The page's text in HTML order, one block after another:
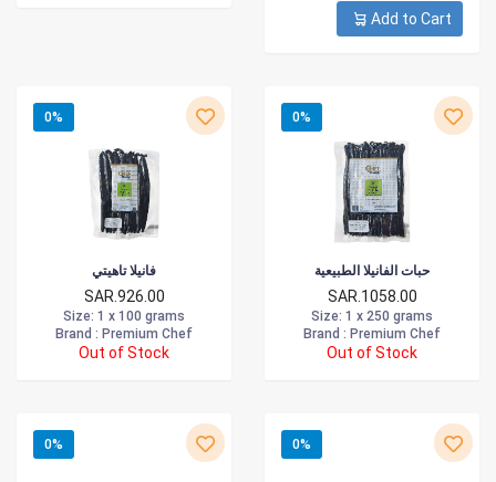
Add to Cart
0%
فانيلا تاهيتي
SAR.926.00
Size: 1 x 100 grams
Brand : Premium Chef
Out of Stock
0%
حبات الفانيلا الطبيعية
SAR.1058.00
Size: 1 x 250 grams
Brand : Premium Chef
Out of Stock
0% 0%